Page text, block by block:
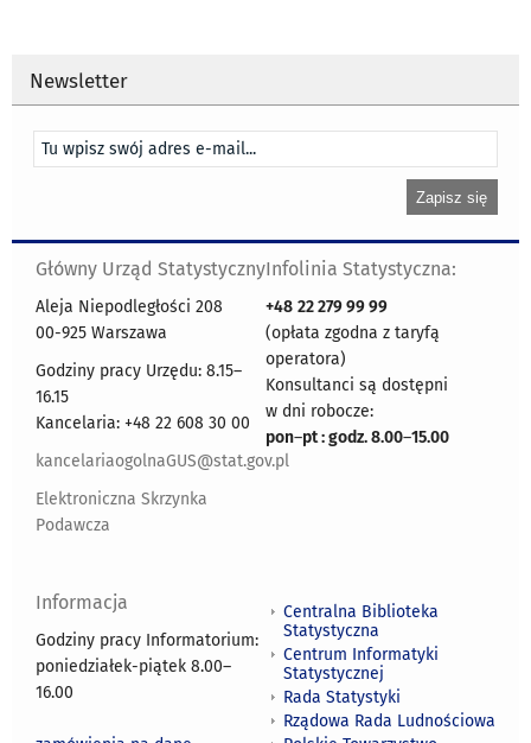
Newsletter
Główny Urząd Statystyczny
Aleja Niepodległości 208
00-925 Warszawa
Godziny pracy Urzędu: 8.15–
16.15
Kancelaria: +48 22 608 30 00
kancelariaogolnaGUS@stat.gov.pl
Elektroniczna Skrzynka
Podawcza
Infolinia Statystyczna:
+48 22 279 99 99
(opłata zgodna z taryfą
operatora)
Konsultanci są dostępni
w dni robocze:
pon–pt : godz. 8.00–15.00
Informacja
Godziny pracy Informatorium:
poniedziałek-piątek 8.00–
16.00
Centralna Biblioteka
Statystyczna
Centrum Informatyki
Statystycznej
Rada Statystyki
Rządowa Rada Ludnościowa